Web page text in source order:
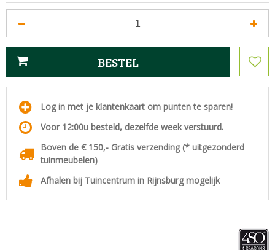
Log in met je klantenkaart om punten te sparen!
Voor 12:00u besteld, dezelfde week verstuurd.
Boven de € 150,- Gratis verzending (* uitgezonderd
tuinmeubelen)
Afhalen bij Tuincentrum in Rijnsburg mogelijk